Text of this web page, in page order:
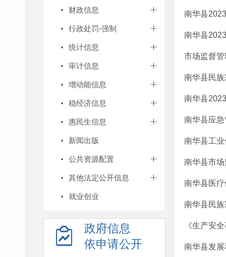
财政信息
行政处罚-强制
统计信息
审计信息
增动能信息
稳经济信息
惠民生信息
新闻出版
公共资源配置
其他法定公开信息
就业创业
政府信息
依申请公开
南华县
南华县
市场监督
南华县民族
南华县
南华县应
南华县工
南华县市
南华县医
南华县民族
《生产安
南华县发